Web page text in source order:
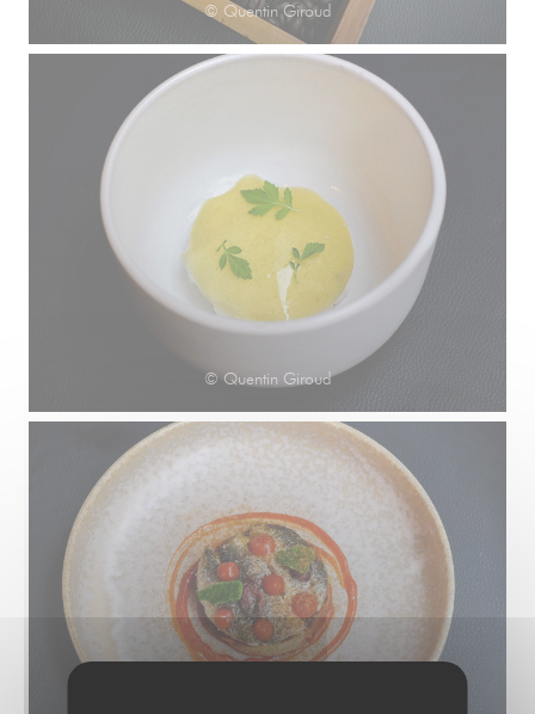
© Quentin Giroud
© Quentin Giroud